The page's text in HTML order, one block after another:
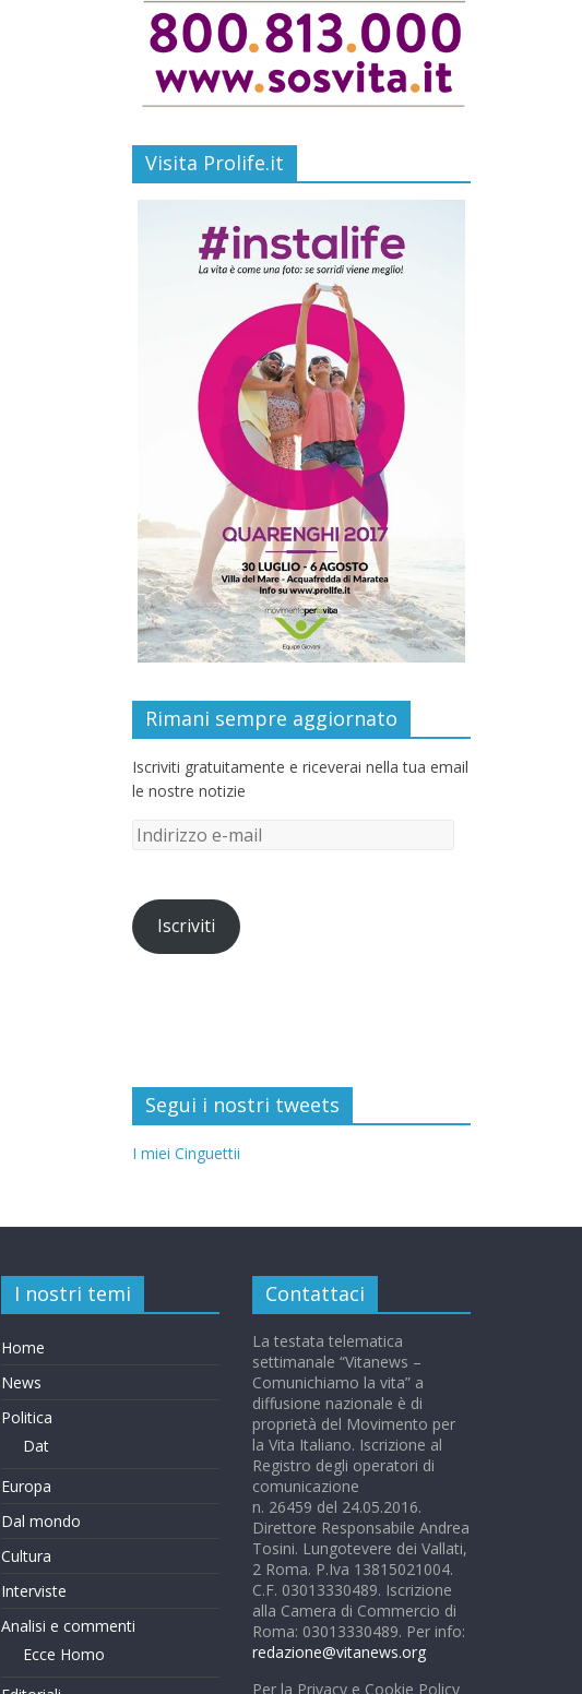
Visita Prolife.it
Rimani sempre aggiornato
Iscriviti gratuitamente e riceverai nella tua email
le nostre notizie
Iscriviti
Segui i nostri tweets
I miei Cinguettii
I nostri temi
Home
News
Politica
Dat
Europa
Dal mondo
Cultura
Interviste
Analisi e commenti
Ecce Homo
Contattaci
La testata telematica
settimanale “Vitanews –
Comunichiamo la vita” a
diffusione nazionale è di
proprietà del Movimento per
la Vita Italiano. Iscrizione al
Registro degli operatori di
comunicazione
n. 26459 del 24.05.2016.
Direttore Responsabile Andrea
Tosini. Lungotevere dei Vallati,
2 Roma. P.Iva 13815021004.
C.F. 03013330489. Iscrizione
alla Camera di Commercio di
Roma: 03013330489. Per info:
redazione@vitanews.org
Per la Privacy e Cookie Policy